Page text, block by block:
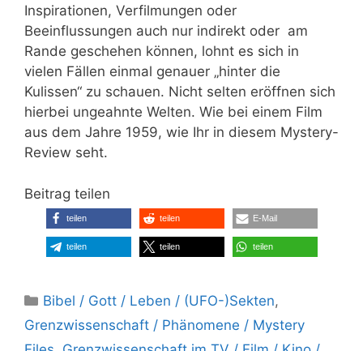
Inspirationen, Verfilmungen oder
Beeinflussungen auch nur indirekt oder am
Rande geschehen können, lohnt es sich in
vielen Fällen einmal genauer „hinter die
Kulissen“ zu schauen. Nicht selten eröffnen sich
hierbei ungeahnte Welten. Wie bei einem Film
aus dem Jahre 1959, wie Ihr in diesem Mystery-
Review seht.
Beitrag teilen
teilen teilen E-Mail
teilen teilen teilen
Kategorien
Bibel / Gott / Leben / (UFO-)Sekten,
Grenzwissenschaft / Phänomene / Mystery